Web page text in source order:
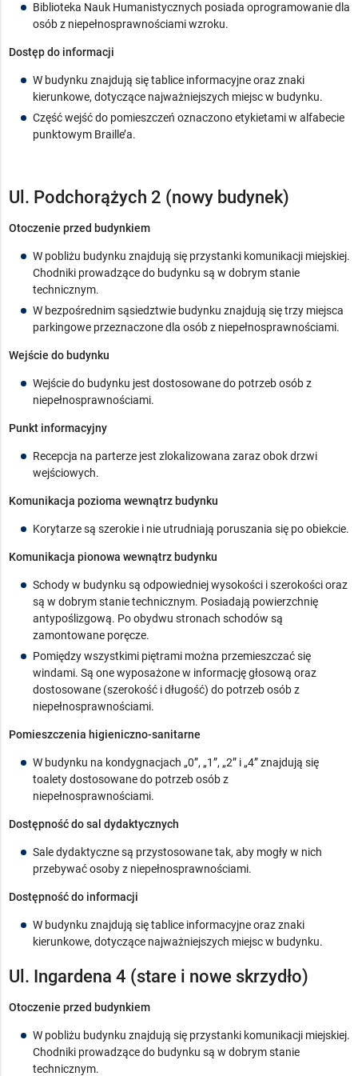
Biblioteka Nauk Humanistycznych posiada oprogramowanie dla
osób z niepełnosprawnościami wzroku.
Dostęp do informacji
W budynku znajdują się tablice informacyjne oraz znaki
kierunkowe, dotyczące najważniejszych miejsc w budynku.
Część wejść do pomieszczeń oznaczono etykietami w alfabecie
punktowym Braille’a.
Ul. Podchorążych 2 (nowy budynek)
Otoczenie przed budynkiem
W pobliżu budynku znajdują się przystanki komunikacji miejskiej.
Chodniki prowadzące do budynku są w dobrym stanie
technicznym.
W bezpośrednim sąsiedztwie budynku znajdują się trzy miejsca
parkingowe przeznaczone dla osób z niepełnosprawnościami.
Wejście do budynku
Wejście do budynku jest dostosowane do potrzeb osób z
niepełnosprawnościami.
Punkt informacyjny
Recepcja na parterze jest zlokalizowana zaraz obok drzwi
wejściowych.
Komunikacja pozioma wewnątrz budynku
Korytarze są szerokie i nie utrudniają poruszania się po obiekcie.
Komunikacja pionowa wewnątrz budynku
Schody w budynku są odpowiedniej wysokości i szerokości oraz
są w dobrym stanie technicznym. Posiadają powierzchnię
antypoślizgową. Po obydwu stronach schodów są
zamontowane poręcze.
Pomiędzy wszystkimi piętrami można przemieszczać się
windami. Są one wyposażone w informację głosową oraz
dostosowane (szerokość i długość) do potrzeb osób z
niepełnosprawnościami.
Pomieszczenia higieniczno-sanitarne
W budynku na kondygnacjach „0”, „1”, „2” i „4” znajdują się
toalety dostosowane do potrzeb osób z
niepełnosprawnościami.
Dostępność do sal dydaktycznych
Sale dydaktyczne są przystosowane tak, aby mogły w nich
przebywać osoby z niepełnosprawnościami.
Dostępność do informacji
W budynku znajdują się tablice informacyjne oraz znaki
kierunkowe, dotyczące najważniejszych miejsc w budynku.
Ul. Ingardena 4 (stare i nowe skrzydło)
Otoczenie przed budynkiem
W pobliżu budynku znajdują się przystanki komunikacji miejskiej.
Chodniki prowadzące do budynku są w dobrym stanie
technicznym.